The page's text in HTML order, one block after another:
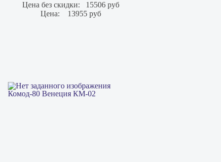
Цена без скидки:
15506 руб
Цена:
13955 руб
Комод-80 Венеция КМ-02